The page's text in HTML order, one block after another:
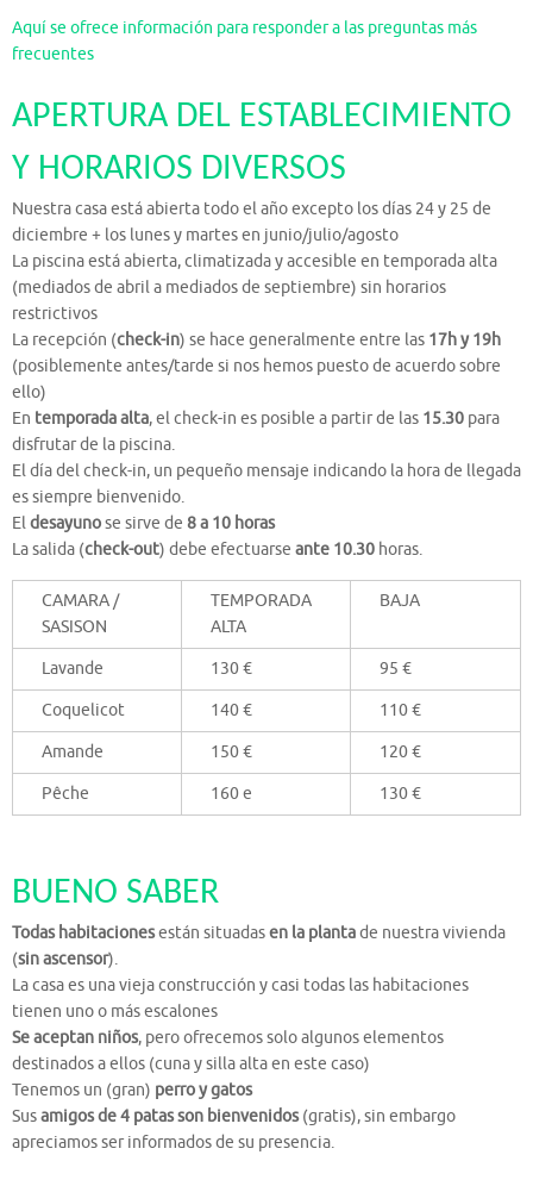
Aquí se ofrece información para responder a las preguntas más
frecuentes
APERTURA DEL ESTABLECIMIENTO
Y HORARIOS DIVERSOS
Nuestra casa está abierta todo el año excepto los días 24 y 25 de
diciembre + los lunes y martes en junio/julio/agosto
La piscina está abierta, climatizada y accesible en temporada alta
(mediados de abril a mediados de septiembre) sin horarios
restrictivos
La recepción (check-in) se hace generalmente entre las 17h y 19h
(posiblemente antes/tarde si nos hemos puesto de acuerdo sobre
ello)
En temporada alta, el check-in es posible a partir de las 15.30 para
disfrutar de la piscina.
El día del check-in, un pequeño mensaje indicando la hora de llegada
es siempre bienvenido.
Eldesayunose sirve de 8 a 10 horas
La salida (check-out) debe efectuarse ante 10.30 horas.
CAMARA /
SASISON
TEMPORADA
ALTA
BAJA
Lavande 130 € 95 €
Coquelicot 140 € 110 €
Amande 150 € 120 €
Pêche 160 e 130 €
BUENO SABER
Todas habitacionesestán situadasen la plantade nuestra vivienda
(sin ascensor).
La casa es una vieja construcción y casi todas las habitaciones
tienen uno o más escalones
Se aceptan niños, pero ofrecemos solo algunos elementos
destinados a ellos (cuna y silla alta en este caso)
Tenemos un (gran) perro y gatos
Susamigos de 4 patas son bienvenidos(gratis), sin embargo
apreciamos ser informados de su presencia.